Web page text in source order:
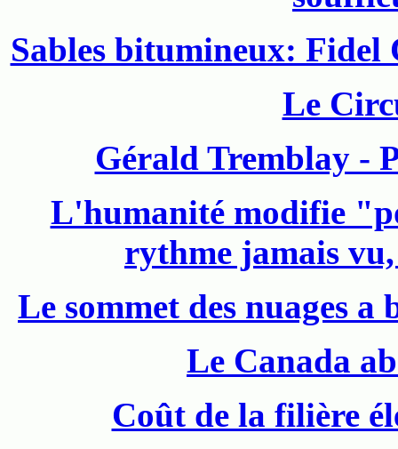
Sables bitumineux:
Le
Gérald Tremblay -
L'humanité modifie
rythme jamais
Le sommet des nuages a
Le Canada
Coût de la filière